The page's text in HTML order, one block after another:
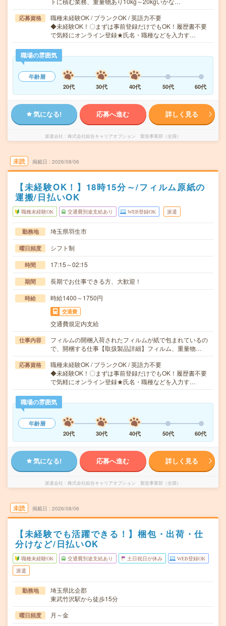
応募資格
職種未経験OK / ブランクOK / 英語力不要
◆未経験OK！〇まずは事前登録だけでもOK！履歴書不要
で気軽にオンライン登録★氏名・職種などを入力す…
職場の雰囲気
年齢層
20代
30代 40代 50代 60代
気になる! 応募へ進む 詳しく見る
派遣会社 株式会社綜合キャリアオプション 製造事業部（全国）
未読 掲載日 2026/08/06
【未経験OK！】18時15分～/フィルム原紙の
運搬/日払いOK
職種未経験OK 交通費別途支給あり WEB登録OK 派遣
勤務地 埼玉県羽生市
曜日頻度 シフト制
時間 17:15～02:15
期間 長期でお仕事できる方、大歓迎！
時給 時給1400～1750円
交通費
交通費規定内支給
仕事内容
フィルムの開梱入荷されたフィルムが紙で包まれているの
で、開梱する仕事【取扱製品詳細】フィルム、重量物…
応募資格
職種未経験OK / ブランクOK / 英語力不要
◆未経験OK！〇まずは事前登録だけでもOK！履歴書不要
で気軽にオンライン登録★氏名・職種などを入力す…
職場の雰囲気
年齢層
20代
30代 40代 50代 60代
気になる! 応募へ進む 詳しく見る
派遣会社 株式会社綜合キャリアオプション 製造事業部（全国）
未読 掲載日 2026/08/06
【未経験でも活躍できる！】梱包・出荷・仕
分けなど/日払いOK
職種未経験OK 交通費別途支給あり 土日祝日が休み WEB登録OK
派遣
勤務地
埼玉県比企郡
東武竹沢駅から徒歩15分
曜日頻度 月～金